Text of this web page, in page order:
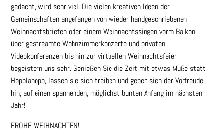
gedacht, wird sehr viel. Die vielen kreativen Ideen der
Gemeinschaften angefangen von wieder handgeschriebenen
Weihnachtsbriefen oder einem Weihnachtssingen vorm Balkon
über gestreamte Wohnzimmerkonzerte und privaten
Videokonferenzen bis hin zur virtuellen Weihnachtsfeier
begeistern uns sehr. Genießen Sie die Zeit mit etwas Muße statt
Hopplahopp, lassen sie sich treiben und geben sich der Vorfreude
hin, auf einen spannenden, möglichst bunten Anfang im nächsten
Jahr!
FROHE WEIHNACHTEN!